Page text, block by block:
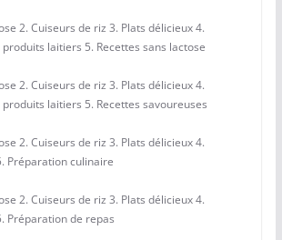
2. Cuiseurs de riz 3. Plats délicieux 4.
laitiers 5. Recettes sans lactose
2. Cuiseurs de riz 3. Plats délicieux 4.
laitiers 5. Recettes savoureuses
2. Cuiseurs de riz 3. Plats délicieux 4.
Préparation culinaire
2. Cuiseurs de riz 3. Plats délicieux 4.
Préparation de repas